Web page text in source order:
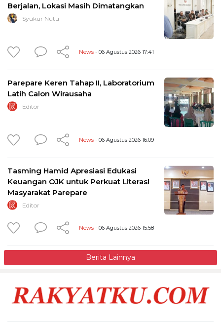
Berjalan, Lokasi Masih Dimatangkan
Syukur Nutu
News - 06 Agustus 2026 17:41
Parepare Keren Tahap II, Laboratorium
Latih Calon Wirausaha
Editor
News - 06 Agustus 2026 16:09
Tasming Hamid Apresiasi Edukasi
Keuangan OJK untuk Perkuat Literasi
Masyarakat Parepare
Editor
News - 06 Agustus 2026 15:58
Berita Lainnya